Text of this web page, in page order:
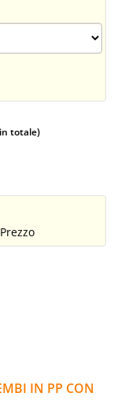
totale)
IN PP CON